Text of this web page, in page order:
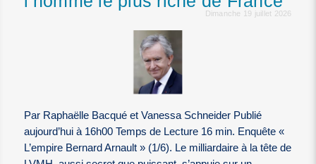
Dimanche 19 juillet 2026
Par Raphaëlle Bacqué et Vanessa Schneider Publié
aujourd’hui à 16h00 Temps de Lecture 16 min. Enquête «
L’empire Bernard Arnault » (1/6). Le milliardaire à la tête de